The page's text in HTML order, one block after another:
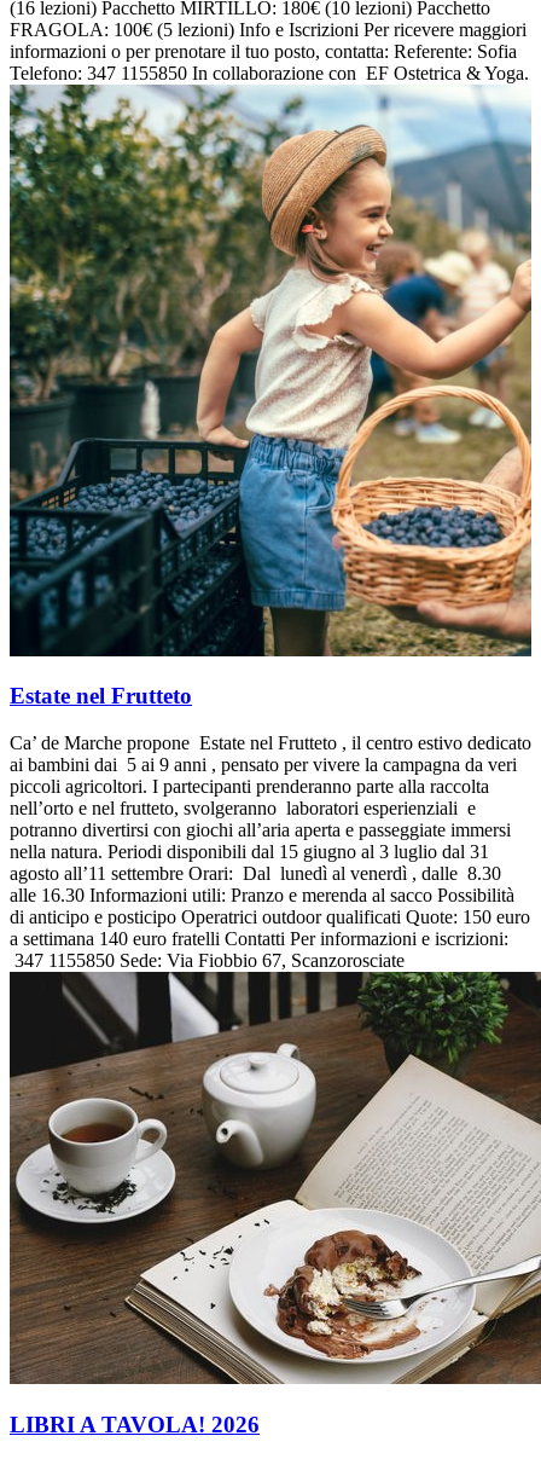
(16 lezioni) Pacchetto MIRTILLO: 180€ (10 lezioni) Pacchetto
FRAGOLA: 100€ (5 lezioni) Info e Iscrizioni Per ricevere maggiori
informazioni o per prenotare il tuo posto, contatta: Referente: Sofia
Telefono: 347 1155850 In collaborazione con EF Ostetrica & Yoga.
Estate nel Frutteto
Ca’ de Marche propone Estate nel Frutteto , il centro estivo dedicato
ai bambini dai 5 ai 9 anni , pensato per vivere la campagna da veri
piccoli agricoltori. I partecipanti prenderanno parte alla raccolta
nell’orto e nel frutteto, svolgeranno laboratori esperienziali e
potranno divertirsi con giochi all’aria aperta e passeggiate immersi
nella natura. Periodi disponibili dal 15 giugno al 3 luglio dal 31
agosto all’11 settembre Orari: Dal lunedì al venerdì , dalle 8.30
alle 16.30 Informazioni utili: Pranzo e merenda al sacco Possibilità
di anticipo e posticipo Operatrici outdoor qualificati Quote: 150 euro
a settimana 140 euro fratelli Contatti Per informazioni e iscrizioni:
347 1155850 Sede: Via Fiobbio 67, Scanzorosciate
LIBRI A TAVOLA! 2026